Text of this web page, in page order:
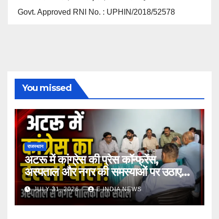
Govt. Approved RNI No. : UPHIN/2018/52578
You missed
राजस्थान
अटरू में कांग्रेस की प्रेस कॉन्फ्रेंस,
अस्पताल और नगर की समस्याओं पर उठाए
सवाल
JULY 31, 2026 E INDIA NEWS